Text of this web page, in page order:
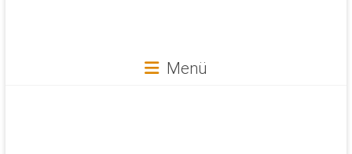
Menü